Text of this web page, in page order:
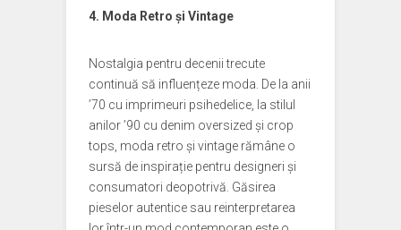
4. Moda Retro și Vintage
Nostalgia pentru decenii trecute
continuă să influențeze moda. De la anii
’70 cu imprimeuri psihedelice, la stilul
anilor ’90 cu denim oversized și crop
tops, moda retro și vintage rămâne o
sursă de inspirație pentru designeri și
consumatori deopotrivă. Găsirea
pieselor autentice sau reinterpretarea